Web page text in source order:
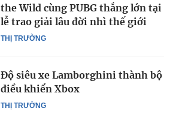
THỊ TRƯỜNG
the Wild cùng PUBG thắng lớn tại
lễ trao giải lâu đời nhì thế giới
THỊ TRƯỜNG
Độ siêu xe Lamborghini thành bộ
điều khiển Xbox